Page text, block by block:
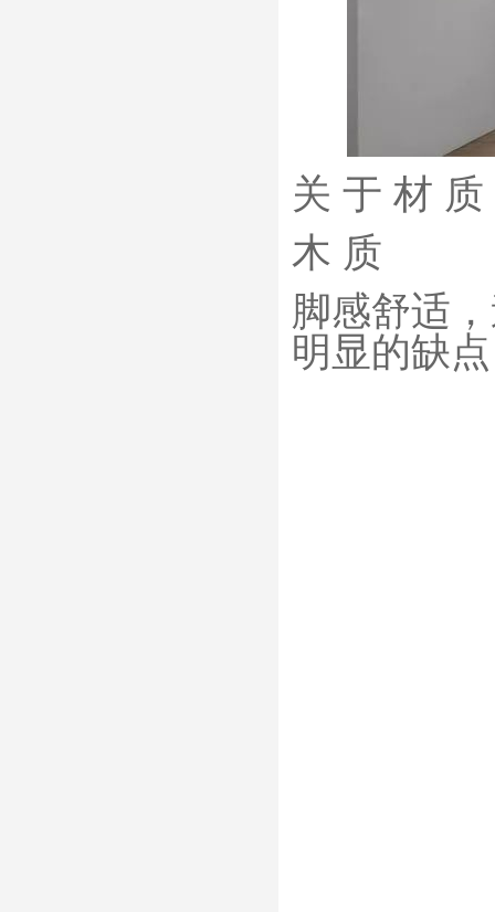
关 于 材 质
木 质
脚感舒适
明显的缺